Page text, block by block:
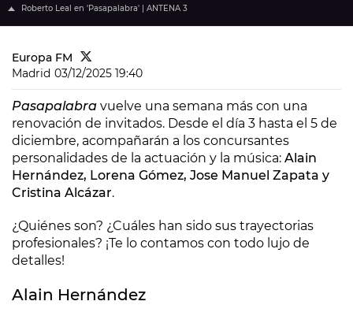
Roberto Leal en 'Pasapalabra' | ANTENA 3
Europa FM
Madrid 03/12/2025 19:40
Pasapalabra vuelve una semana más con una
renovación de invitados. Desde el día 3 hasta el 5 de
diciembre, acompañarán a los concursantes
personalidades de la actuación y la música: Alain
Hernández, Lorena Gómez, Jose Manuel Zapata y
Cristina Alcázar.
¿Quiénes son? ¿Cuáles han sido sus trayectorias
profesionales? ¡Te lo contamos con todo lujo de
detalles!
Alain Hernández